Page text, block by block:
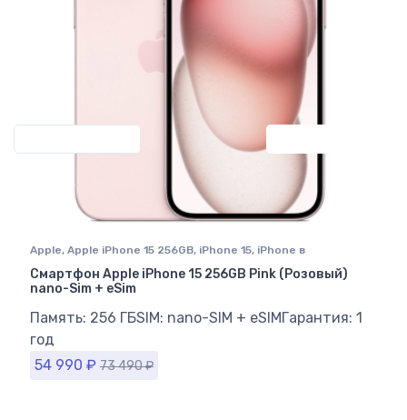
Apple, Apple iPhone 15 256GB, iPhone 15, iPhone в
Ставрополе
Смартфон Apple iPhone 15 256GB Pink (Розовый)
nano-Sim + eSim
Память: 256 ГБSIM: nano-SIM + eSIM Гарантия: 1
год
54 990 ₽ 73 490₽